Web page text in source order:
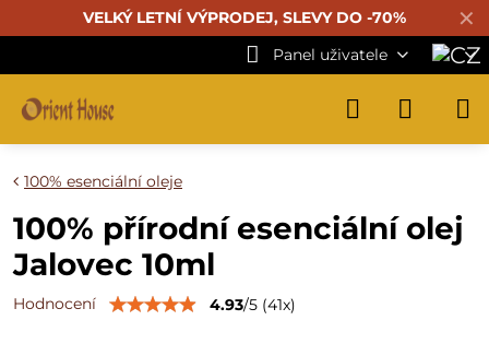
✕
VELKÝ LETNÍ VÝPRODEJ, SLEVY DO -70%
Panel uživatele
100% esenciální oleje
100% přírodní esenciální olej
Jalovec 10ml
Hodnocení 4.93/5 (41x)